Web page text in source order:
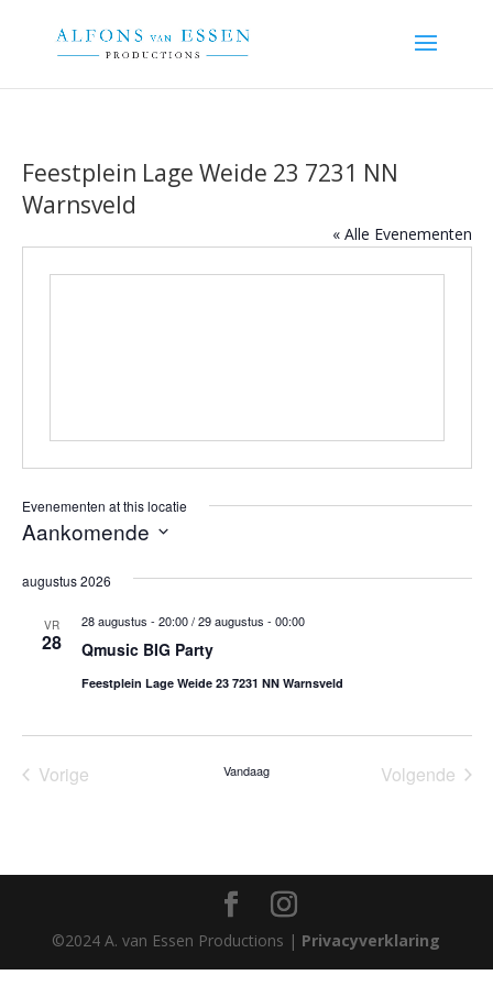
Feestplein Lage Weide 23 7231 NN
Warnsveld
« Alle Evenementen
Evenementen at this locatie
Aankomende
een
augustus 2026
VR
28 Qmusic BIG Party
28 augustus - 20:00/29 augustus - 00:00
Feestplein Lage Weide 23 7231 NN Warnsveld
Vorige
Vandaag
Volgende
©2024 A. van Essen Productions | Privacyverklaring